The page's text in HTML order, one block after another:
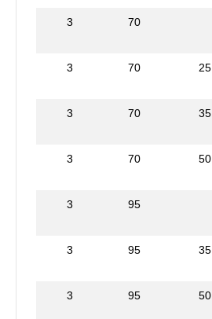
3 70
3 70 25
3 70 35
3 70 50
3 95
3 95 35
3 95 50